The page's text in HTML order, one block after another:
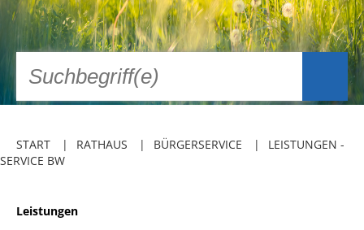
START RATHAUS BÜRGERSERVICE
LEISTUNGEN -
SERVICE BW
Leistungen